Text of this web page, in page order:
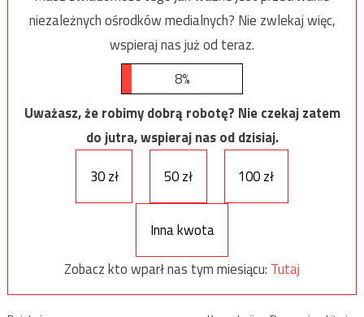
niezależnych ośrodków medialnych? Nie zwlekaj więc,
wspieraj nas już od teraz.
8%
Uważasz, że robimy dobrą robotę? Nie czekaj zatem
do jutra, wspieraj nas od dzisiaj.
30 zł
50 zł 100 zł
Inna kwota
Zobacz kto wparł nas tym miesiącu: Tutaj